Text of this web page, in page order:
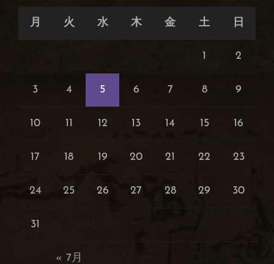
月 火 水 木 金 土 日
« 7月
1 2
3 4 5 6 7 8 9
10 11 12 13 14 15 16
17 18 19 20 21 22 23
24 25 26 27 28 29 30
31